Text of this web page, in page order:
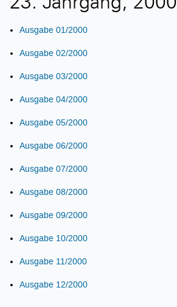
23. Jahrgang, 2000
Ausgabe 01/2000
Ausgabe 02/2000
Ausgabe 03/2000
Ausgabe 04/2000
Ausgabe 05/2000
Ausgabe 06/2000
Ausgabe 07/2000
Ausgabe 08/2000
Ausgabe 09/2000
Ausgabe 10/2000
Ausgabe 11/2000
Ausgabe 12/2000